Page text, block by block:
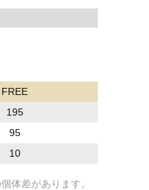
FREE
195
95
10
体差があります。